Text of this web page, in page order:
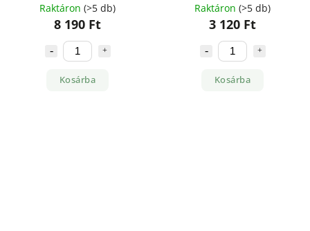
Raktáron (>5 db)
8 190 Ft
Kosárba
Raktáron (>5 db)
3 120 Ft
Kosárba